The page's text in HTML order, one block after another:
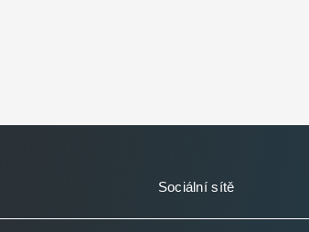
Sociální sítě